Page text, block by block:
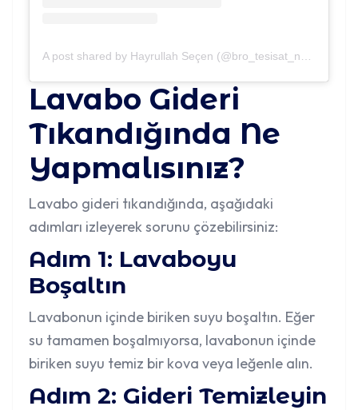
Lavabo Gideri
Tıkandığında Ne
Yapmalısınız?
Lavabo gideri tıkandığında, aşağıdaki
adımları izleyerek sorunu çözebilirsiniz:
Adım 1: Lavaboyu
Boşaltın
Lavabonun içinde biriken suyu boşaltın. Eğer
su tamamen boşalmıyorsa, lavabonun içinde
biriken suyu temiz bir kova veya leğenle alın.
Adım 2: Gideri Temizleyin